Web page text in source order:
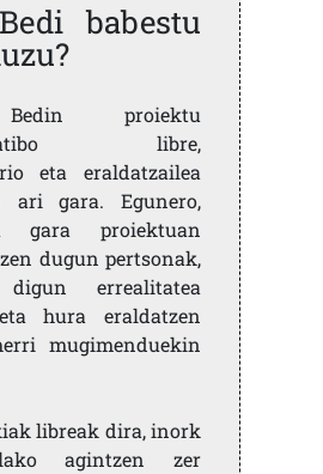
babestu
proiektu
libre,
eta eraldatzailea
ari gara. Egunero,
gara proiektuan
dugun pertsonak,
digun errealitatea
hura eraldatzen
mugimenduekin
libreak dira, inork
agintzen zer